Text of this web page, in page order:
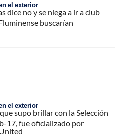
el exterior
dice no y se niega a ir a club
buscarían
el exterior
supo brillar con la Selección
17, fue oficializado por